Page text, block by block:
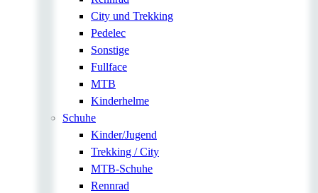
City und Trekking
Pedelec
Sonstige
Fullface
MTB
Kinderhelme
Schuhe
Kinder/Jugend
Trekking / City
MTB-Schuhe
Rennrad